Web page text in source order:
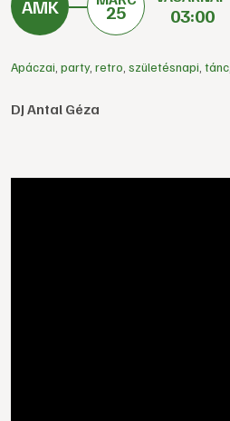
25 03:00
Apáczai party, retro születésnapi tánc
DJ Antal Géza